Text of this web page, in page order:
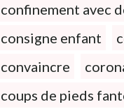
confinement avec
consigne enfant
convaincre
coups de pieds